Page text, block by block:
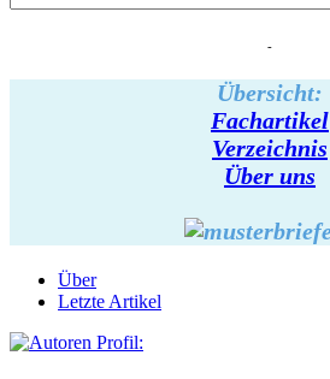
-
Übersicht:
Fachartikel
Verzeichnis
Über uns
Über
Letzte Artikel